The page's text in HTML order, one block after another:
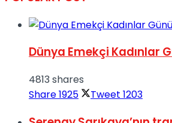
Dünya Emekçi Kadınlar
4813 shares
Share1925 Tweet 1203